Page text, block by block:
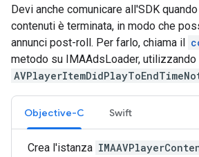
Devi anche comunicare all'SDK
contenuti è terminata, in modo che
annunci post-roll. Per farlo, chiama il
metodo su IMAAdsLoader, utilizzando
Objective-C Swift
Crea l'istanza